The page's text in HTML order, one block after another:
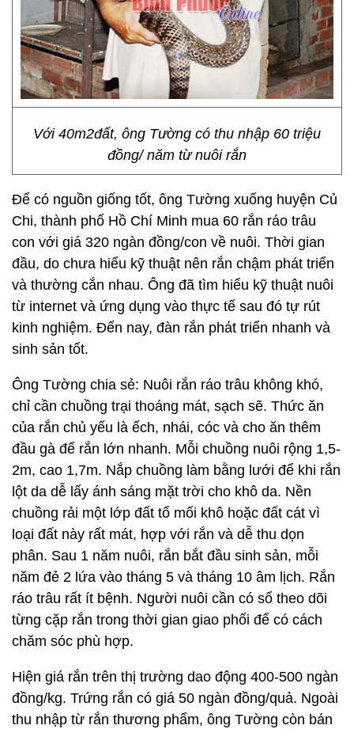
Với 40m2đất, ông Tường có thu nhập 60 triệu
đồng/ năm từ nuôi rắn
Để có nguồn giống tốt, ông Tường xuống huyện Củ
Chi, thành phố Hồ Chí Minh mua 60 rắn ráo trâu
con với giá 320 ngàn đồng/con về nuôi. Thời gian
đầu, do chưa hiểu kỹ thuật nên rắn chậm phát triển
và thường cắn nhau. Ông đã tìm hiểu kỹ thuật nuôi
từ internet và ứng dụng vào thực tế sau đó tự rút
kinh nghiệm. Đến nay, đàn rắn phát triển nhanh và
sinh sản tốt.
Ông Tường chia sẻ: Nuôi rắn ráo trâu không khó,
chỉ cần chuồng trại thoáng mát, sạch sẽ. Thức ăn
của rắn chủ yếu là ếch, nhái, cóc và cho ăn thêm
đầu gà để rắn lớn nhanh. Mỗi chuồng nuôi rộng 1,5-
2m, cao 1,7m. Nắp chuồng làm bằng lưới để khi rắn
lột da dễ lấy ánh sáng mặt trời cho khô da. Nền
chuồng rải một lớp đất tổ mối khô hoặc đất cát vì
loại đất này rất mát, hợp với rắn và dễ thu dọn
phân. Sau 1 năm nuôi, rắn bắt đầu sinh sản, mỗi
năm đẻ 2 lứa vào tháng 5 và tháng 10 âm lịch. Rắn
ráo trâu rất ít bệnh. Người nuôi cần có sổ theo dõi
từng cặp rắn trong thời gian giao phối để có cách
chăm sóc phù hợp.
Hiện giá rắn trên thị trường dao động 400-500 ngàn
đồng/kg. Trứng rắn có giá 50 ngàn đồng/quả. Ngoài
thu nhập từ rắn thương phẩm, ông Tường còn bán